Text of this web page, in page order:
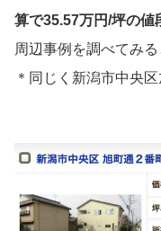
算で35.57万円/坪の値
周辺事例を調べてみ
＊同じく新潟市中央